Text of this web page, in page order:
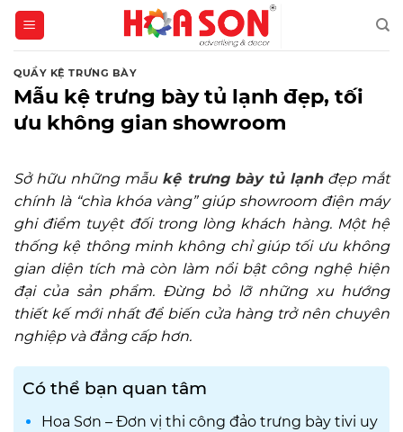
Skip
content
QUẦY KỆ TRƯNG BÀY
Mẫu kệ trưng bày tủ lạnh đẹp, tối
ưu không gian showroom
Sở hữu những mẫu kệ trưng bày tủ lạnhđẹp mắt
chính là “chìa khóa vàng” giúp showroom điện máy
ghi điểm tuyệt đối trong lòng khách hàng. Một hệ
thống kệ thông minh không chỉ giúp tối ưu không
gian diện tích mà còn làm nổi bật công nghệ hiện
đại của sản phẩm. Đừng bỏ lỡ những xu hướng
thiết kế mới nhất để biến cửa hàng trở nên chuyên
nghiệp và đẳng cấp hơn.
Có thể bạn quan tâm
Hoa Sơn – Đơn vị thi công đảo trưng bày tivi uy